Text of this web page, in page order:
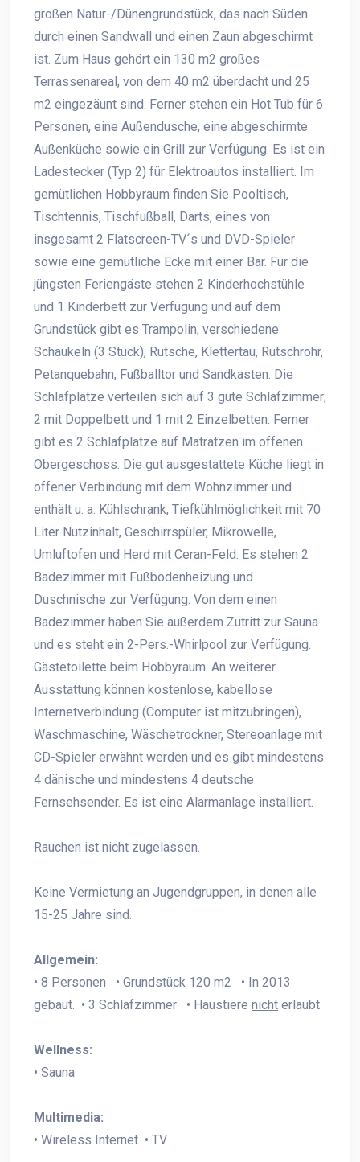
großen Natur-/Dünengrundstück, das nach Süden
durch einen Sandwall und einen Zaun abgeschirmt
ist. Zum Haus gehört ein 130 m2 großes
Terrassenareal, von dem 40 m2 überdacht und 25
m2 eingezäunt sind. Ferner stehen ein Hot Tub für 6
Personen, eine Außendusche, eine abgeschirmte
Außenküche sowie ein Grill zur Verfügung. Es ist ein
Ladestecker (Typ 2) für Elektroautos installiert. Im
gemütlichen Hobbyraum finden Sie Pooltisch,
Tischtennis, Tischfußball, Darts, eines von
insgesamt 2 Flatscreen-TV´s und DVD-Spieler
sowie eine gemütliche Ecke mit einer Bar. Für die
jüngsten Feriengäste stehen 2 Kinderhochstühle
und 1 Kinderbett zur Verfügung und auf dem
Grundstück gibt es Trampolin, verschiedene
Schaukeln (3 Stück), Rutsche, Klettertau, Rutschrohr,
Petanquebahn, Fußballtor und Sandkasten. Die
Schlafplätze verteilen sich auf 3 gute Schlafzimmer;
2 mit Doppelbett und 1 mit 2 Einzelbetten. Ferner
gibt es 2 Schlafplätze auf Matratzen im offenen
Obergeschoss. Die gut ausgestattete Küche liegt in
offener Verbindung mit dem Wohnzimmer und
enthält u. a. Kühlschrank, Tiefkühlmöglichkeit mit 70
Liter Nutzinhalt, Geschirrspüler, Mikrowelle,
Umluftofen und Herd mit Ceran-Feld. Es stehen 2
Badezimmer mit Fußbodenheizung und
Duschnische zur Verfügung. Von dem einen
Badezimmer haben Sie außerdem Zutritt zur Sauna
und es steht ein 2-Pers.-Whirlpool zur Verfügung.
Gästetoilette beim Hobbyraum. An weiterer
Ausstattung können kostenlose, kabellose
Internetverbindung (Computer ist mitzubringen),
Waschmaschine, Wäschetrockner, Stereoanlage mit
CD-Spieler erwähnt werden und es gibt mindestens
4 dänische und mindestens 4 deutsche
Fernsehsender. Es ist eine Alarmanlage installiert.
Rauchen ist nicht zugelassen.
Keine Vermietung an Jugendgruppen, in denen alle
15-25 Jahre sind.
Allgemein:
• 8 Personen • Grundstück 120 m2 • In 2013
gebaut. • 3 Schlafzimmer • Haustiere nicht erlaubt
Wellness:
• Sauna
Multimedia:
• Wireless Internet • TV